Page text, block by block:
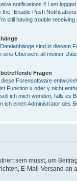
notifications if I am
the “Enable Push
still having trouble
sind in diesem
eine Übersicht all meiner
Fragen
diese Forensoftware
Funktion x oder y nicht
ich mich wenden, falls es
ich einen Administrator des
sein musst, um
E-Mail-Versand